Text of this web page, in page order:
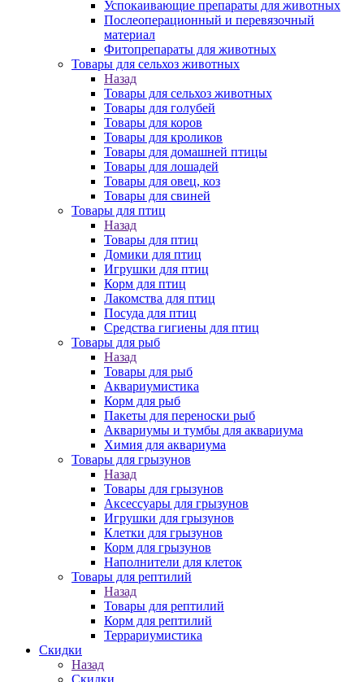
Успокаивающие препараты для животных
Послеоперационный и перевязочный
материал
Фитопрепараты для животных
Товары для сельхоз животных
Назад
Товары для сельхоз животных
Товары для голубей
Товары для коров
Товары для кроликов
Товары для домашней птицы
Товары для лошадей
Товары для овец, коз
Товары для свиней
Товары для птиц
Назад
Товары для птиц
Домики для птиц
Игрушки для птиц
Корм для птиц
Лакомства для птиц
Посуда для птиц
Средства гигиены для птиц
Товары для рыб
Назад
Товары для рыб
Аквариумистика
Корм для рыб
Пакеты для переноски рыб
Аквариумы и тумбы для аквариума
Химия для аквариума
Товары для грызунов
Назад
Товары для грызунов
Аксессуары для грызунов
Игрушки для грызунов
Клетки для грызунов
Корм для грызунов
Наполнители для клеток
Товары для рептилий
Назад
Товары для рептилий
Корм для рептилий
Террариумистика
Скидки
Назад
Скидки